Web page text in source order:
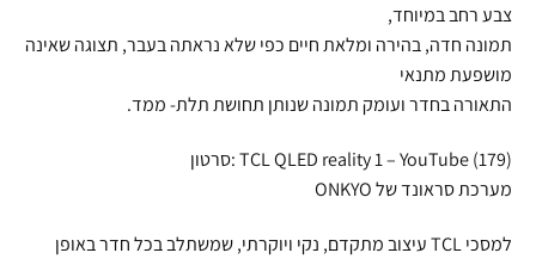
צבע רחב במיוחד,
תמונה חדה, בהירה ומלאת חיים כפי שלא נראתה בעבר, תצוגה שאינה
מושפעת מתנאי
התאורה בחדר ועומק תמונה שנותן תחושת תלת- ממד.
(179) TCL QLED reality 1 – YouTube :סרטון
מערכת סראונד של ONKYO
למסכי TCL עיצוב מתקדם, נקי ויוקרתי, שמשתלב בכל חדר באופן